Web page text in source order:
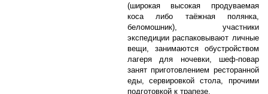
(широкая высокая продуваемая
коса либо таёжная полянка,
беломошник), участники
экспедиции распаковывают личные
вещи, занимаются обустройством
лагеря для ночевки, шеф-повар
занят приготовлением ресторанной
еды, сервировкой стола, прочими
подготовкой к трапезе.